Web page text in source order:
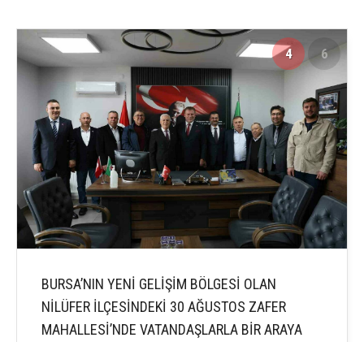
4 6
BURSA’NIN YENİ GELİŞİM BÖLGESİ OLAN
NİLÜFER İLÇESİNDEKİ 30 AĞUSTOS ZAFER
MAHALLESİ’NDE VATANDAŞLARLA BİR ARAYA